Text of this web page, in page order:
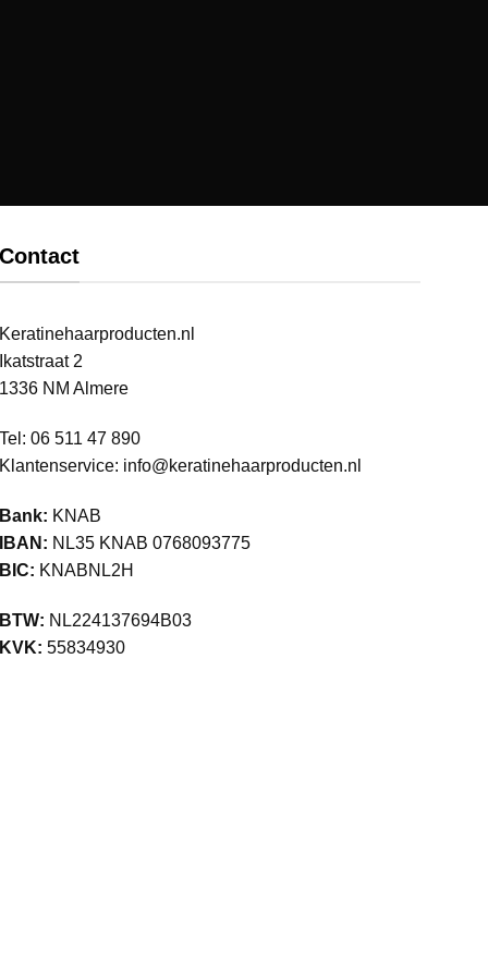
Contact
Keratinehaarproducten.nl
Ikatstraat 2
1336 NM Almere
Tel: 06 511 47 890
Klantenservice: info@keratinehaarproducten.nl
Bank: KNAB
IBAN: NL35 KNAB 0768093775
BIC: KNABNL2H
BTW: NL224137694B03
KVK: 55834930